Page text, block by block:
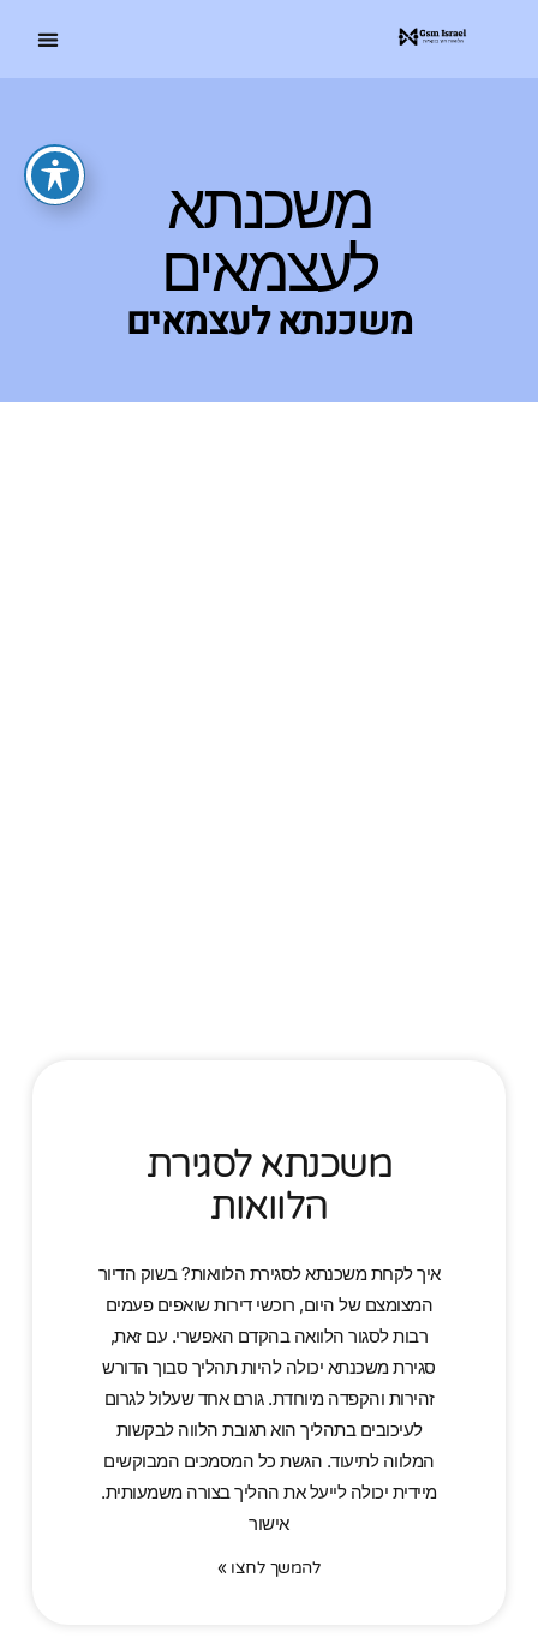
משכנתא
לעצמאים
משכנתא לעצמאים
משכנתא לסגירת
הלוואות
איך לקחת משכנתא לסגירת הלוואות? בשוק הדיור
המצומצם של היום, רוכשי דירות שואפים פעמים
רבות לסגור הלוואה בהקדם האפשרי. עם זאת,
סגירת משכנתא יכולה להיות תהליך סבוך הדורש
זהירות והקפדה מיוחדת. גורם אחד שעלול לגרום
לעיכובים בתהליך הוא תגובת הלווה לבקשות
המלווה לתיעוד. הגשת כל המסמכים המבוקשים
מיידית יכולה לייעל את ההליך בצורה משמעותית.
אישור
להמשך לחצו »